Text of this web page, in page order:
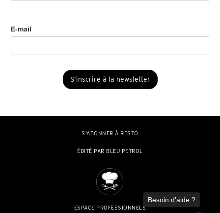
E-mail
S'ABONNER À RESTO
ÉDITÉ PAR BLEU PETROL
ESPACE PROFESSIONNELS